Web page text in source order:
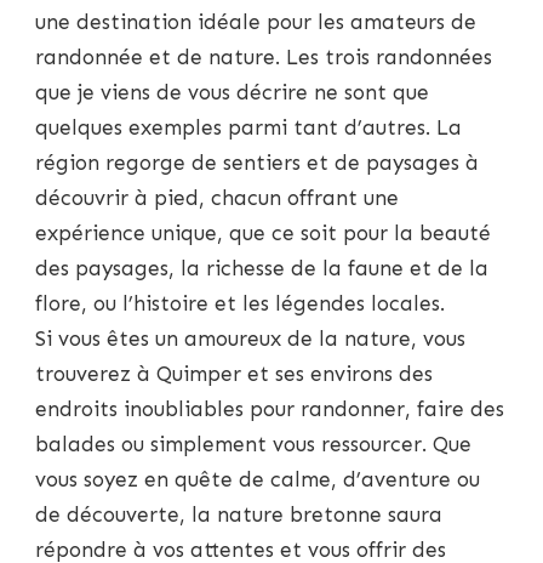
une destination idéale pour les amateurs de
randonnée et de nature. Les trois randonnées
que je viens de vous décrire ne sont que
quelques exemples parmi tant d’autres. La
région regorge de sentiers et de paysages à
découvrir à pied, chacun offrant une
expérience unique, que ce soit pour la beauté
des paysages, la richesse de la faune et de la
flore, ou l’histoire et les légendes locales.
Si vous êtes un amoureux de la nature, vous
trouverez à Quimper et ses environs des
endroits inoubliables pour randonner, faire des
balades ou simplement vous ressourcer. Que
vous soyez en quête de calme, d’aventure ou
de découverte, la nature bretonne saura
répondre à vos attentes et vous offrir des